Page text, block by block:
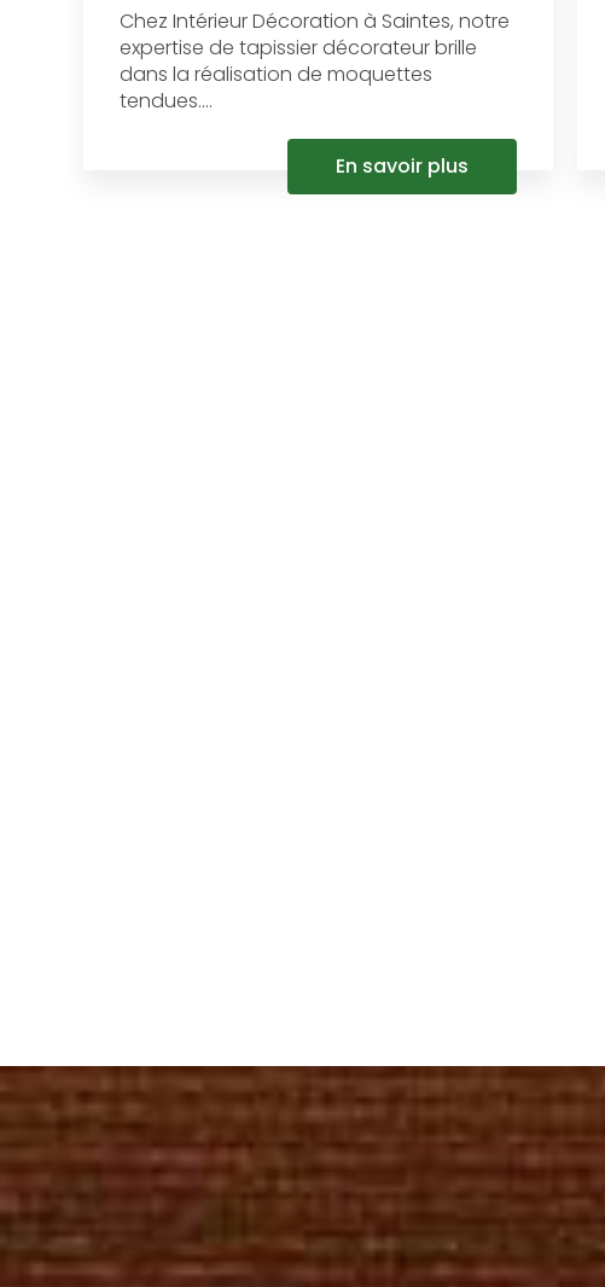
Chez Intérieur Décoration à Saintes, notre
expertise de tapissier décorateur brille
dans la réalisation de moquettes
tendues....
En savoir plus